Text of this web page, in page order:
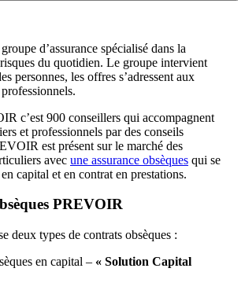
d’assurance spécialisé dans la
du quotidien. Le groupe intervient
personnes, les offres s’adressent aux
c’est 900 conseillers qui accompagnent
et professionnels par des conseils
est présent sur le marché des
avec une assurance obsèques qui se
capital et en contrat en prestations.
PREVOIR
deux types de contrats obsèques :
en capital – « Solution Capital